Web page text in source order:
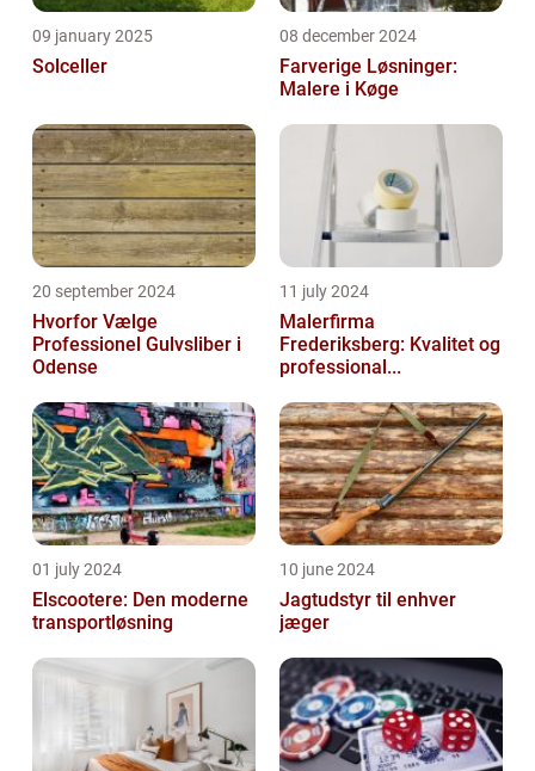
09 january 2025
Solceller
08 december 2024
Farverige Løsninger:
Malere i Køge
20 september 2024
Hvorfor Vælge
Professionel Gulvsliber i
Odense
11 july 2024
Malerfirma
Frederiksberg: Kvalitet og
professional...
01 july 2024
Elscootere: Den moderne
transportløsning
10 june 2024
Jagtudstyr til enhver
jæger